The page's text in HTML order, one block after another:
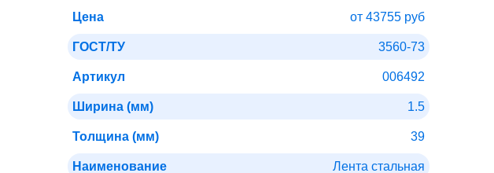
Цена от 43755 руб
ГОСТ/ТУ 3560-73
Артикул 006492
Ширина (мм) 1.5
Толщина (мм) 39
Наименование Лента стальная